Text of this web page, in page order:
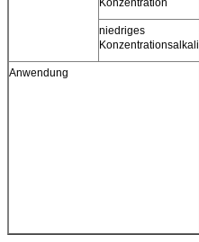
Konzentration
niedriges
Konzentrationsalkali
Anwendung